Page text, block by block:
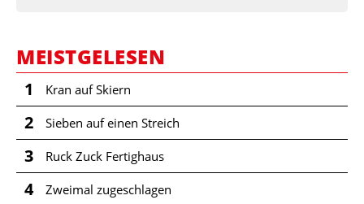
MEISTGELESEN
1 Kran auf Skiern
2 Sieben auf einen Streich
3 Ruck Zuck Fertighaus
4 Zweimal zugeschlagen